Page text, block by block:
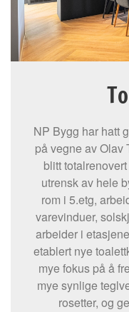
NP Bygg har hatt
på vegne av Olav
blitt
utrensk av hele
rom i 5.etg,
varevinduer,
arbeider i
etablert nye
mye fokus på å
mye synlige
rosetter, og